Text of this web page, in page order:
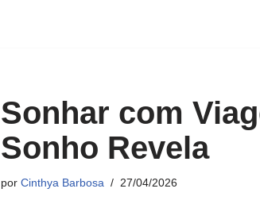
Sonhar com
Sonho Revela
por Cinthya Barbosa 27/04/2026